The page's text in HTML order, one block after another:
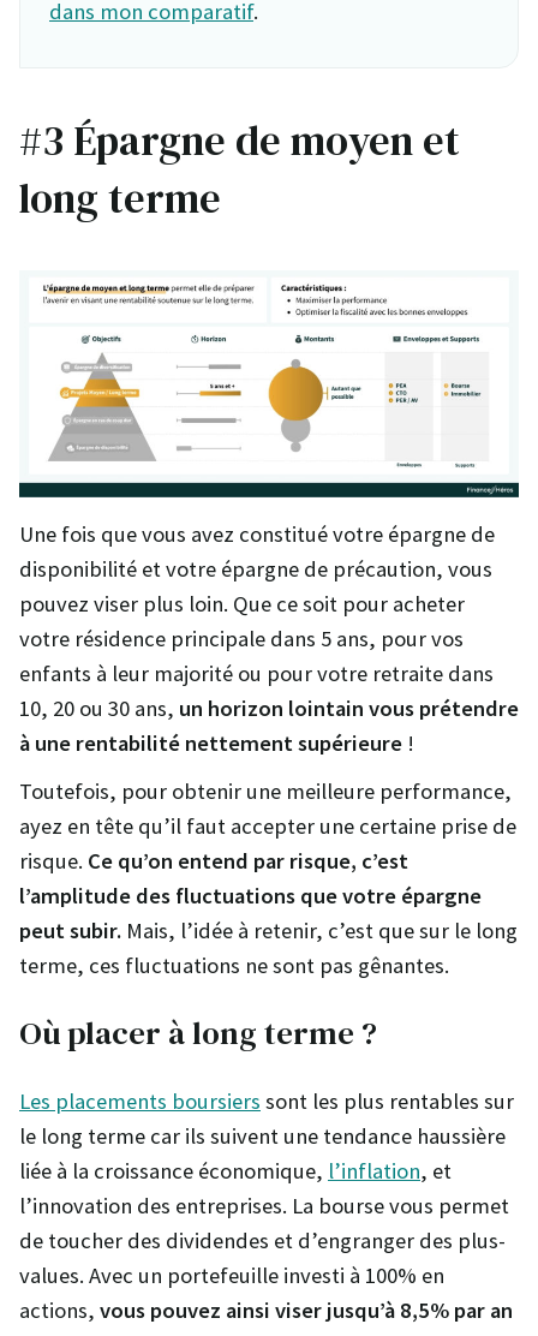
dans mon comparatif.
#3 Épargne de moyen et
long terme
Une fois que vous avez constitué votre épargne de
disponibilité et votre épargne de précaution, vous
pouvez viser plus loin. Que ce soit pour acheter
votre résidence principale dans 5 ans, pour vos
enfants à leur majorité ou pour votre retraite dans
10, 20 ou 30 ans, un horizon lointain vous prétendre
à une rentabilité nettement supérieure !
Toutefois, pour obtenir une meilleure performance,
ayez en tête qu’il faut accepter une certaine prise de
risque. Ce qu’on entend par risque, c’est
l’amplitude des fluctuations que votre épargne
peut subir. Mais, l’idée à retenir, c’est que sur le long
terme, ces fluctuations ne sont pas gênantes.
Où placer à long terme ?
Les placements boursiers sont les plus rentables sur
le long terme car ils suivent une tendance haussière
liée à la croissance économique, l’inflation, et
l’innovation des entreprises. La bourse vous permet
de toucher des dividendes et d’engranger des plus-
values. Avec un portefeuille investi à 100% en
actions, vous pouvez ainsi viser jusqu’à 8,5% par an